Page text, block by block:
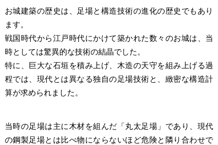
お城建築の歴史は、足場と構造技術の進化の歴史でもあり
ます。
戦国時代から江戸時代にかけて築かれた数々のお城は、当
時としては驚異的な技術の結晶でした。
特に、巨大な石垣を積み上げ、木造の天守を組み上げる過
程では、現代とは異なる独自の足場技術と、緻密な構造計
算が求められました。
当時の足場は主に木材を組んだ「丸太足場」であり、現代
の鋼製足場とは比べ物にならないほど危険と隣り合わせで